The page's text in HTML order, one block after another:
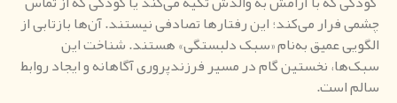
چشمی فرار می‌کند؛ این رفتارها تصادفی نیستند. آن‌ها بازتابی از
الگویی عمیق به‌نام «سبک دلبستگی» هستند. شناخت این
سبک‌ها، نخستین گام در مسیر فرزندپروری آگاهانه و ایجاد روابط
سالم است.